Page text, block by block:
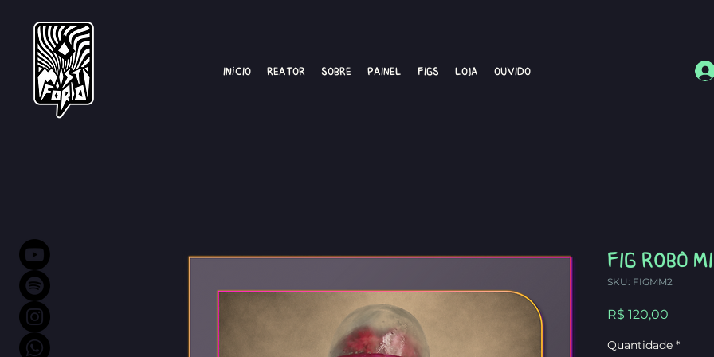
Início Reator Sobre Painel Figs Loja Ouvido
FIG Robô
SKU: FIGMM2
R$ 120,00
Quantidade *